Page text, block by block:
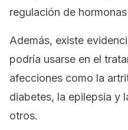
regulación de
Además, existe
podría usarse en el
afecciones como la
diabetes, la epilepsia y
otros.